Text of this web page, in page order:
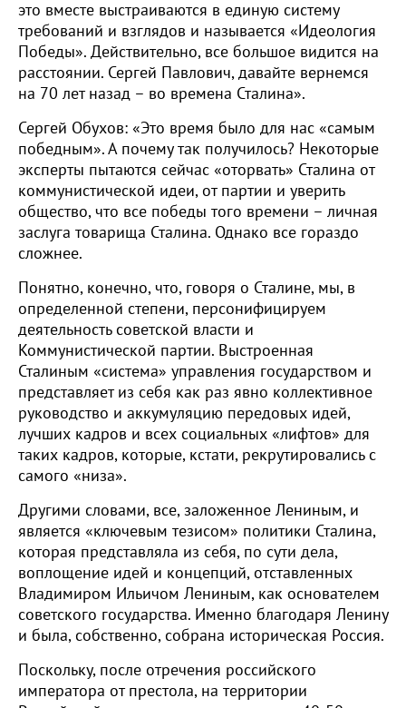
это вместе выстраиваются в единую систему
требований и взглядов и называется «Идеология
Победы». Действительно, все большое видится на
расстоянии. Сергей Павлович, давайте вернемся
на 70 лет назад – во времена Сталина».
Сергей Обухов: «Это время было для нас «самым
победным». А почему так получилось? Некоторые
эксперты пытаются сейчас «оторвать» Сталина от
коммунистической идеи, от партии и уверить
общество, что все победы того времени – личная
заслуга товарища Сталина. Однако все гораздо
сложнее.
Понятно, конечно, что, говоря о Сталине, мы, в
определенной степени, персонифицируем
деятельность советской власти и
Коммунистической партии. Выстроенная
Сталиным «система» управления государством и
представляет из себя как раз явно коллективное
руководство и аккумуляцию передовых идей,
лучших кадров и всех социальных «лифтов» для
таких кадров, которые, кстати, рекрутировались с
самого «низа».
Другими словами, все, заложенное Лениным, и
является «ключевым тезисом» политики Сталина,
которая представляла из себя, по сути дела,
воплощение идей и концепций, отставленных
Владимиром Ильичом Лениным, как основателем
советского государства. Именно благодаря Ленину
и была, собственно, собрана историческая Россия.
Поскольку, после отречения российского
императора от престола, на территории